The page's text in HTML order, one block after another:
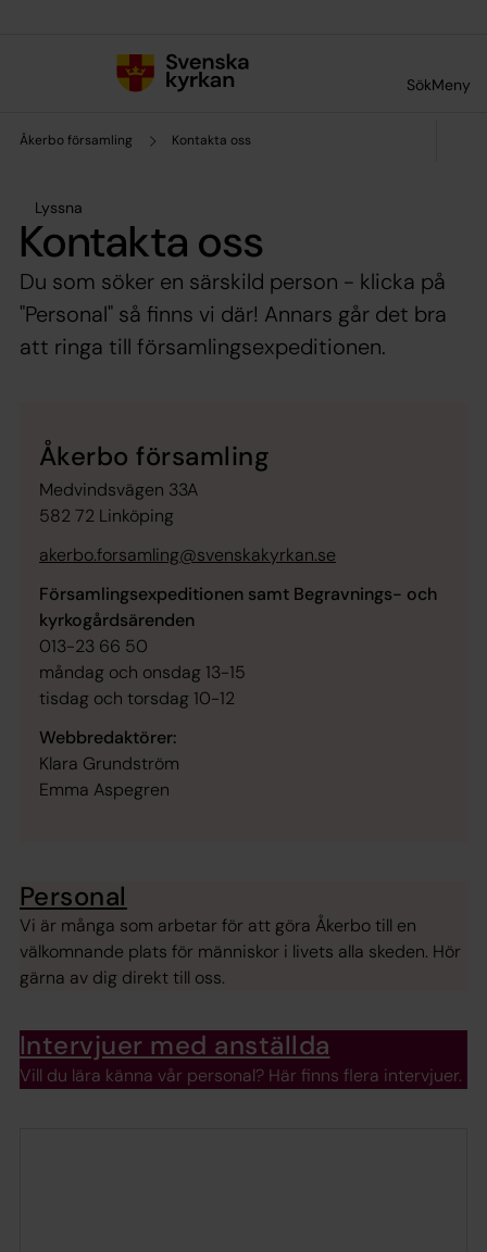
SökMeny
Åkerbo församling Kontakta oss
Lyssna
Kontakta oss
Du som söker en särskild person - klicka på
"Personal" så finns vi där! Annars går det bra
att ringa till församlingsexpeditionen.
Åkerbo församling
Medvindsvägen 33A
582 72 Linköping
akerbo.forsamling@svenskakyrkan.se
Församlingsexpeditionen samt Begravnings- och
kyrkogårdsärenden
013-23 66 50
måndag och onsdag 13-15
tisdag och torsdag 10-12
Webbredaktörer:
Klara Grundström
Emma Aspegren
Personal
Vi är många som arbetar för att göra Åkerbo till en
välkomnande plats för människor i livets alla skeden. Hör
gärna av dig direkt till oss.
Intervjuer med anställda
Vill du lära känna vår personal? Här finns flera intervjuer.